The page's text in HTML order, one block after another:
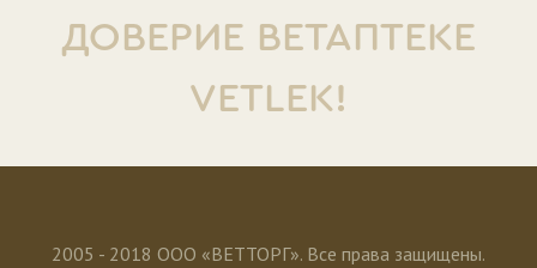
ДОВЕРИЕ ВЕТАПТЕКЕ
VETLEK!
2005 - 2018 ООО «ВЕТТОРГ». Все права защищены.